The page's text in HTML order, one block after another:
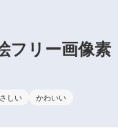
フリー画像素
しい かわいい